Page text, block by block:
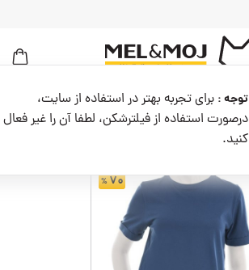
توجه : برای تجربه بهتر در استفاده از سایت،
درصورت استفاده از فیلترشکن، لطفا آن را غیر فعال
کنید.
لباس زنانه
۷۰